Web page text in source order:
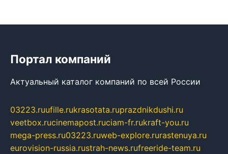
Портал компаний
Актуальный каталог компаний по всей России
03223.ruufille.rukrasotata.ruprazdnikdushi.ru
veetbox.rucinemapost.ruciam-fr.rukraft-you.ru
mega-press.ru03223.ruweb-explore.rurastenuya.ru
eurovision-russia.rustrah-news.rufreeride-team.ru